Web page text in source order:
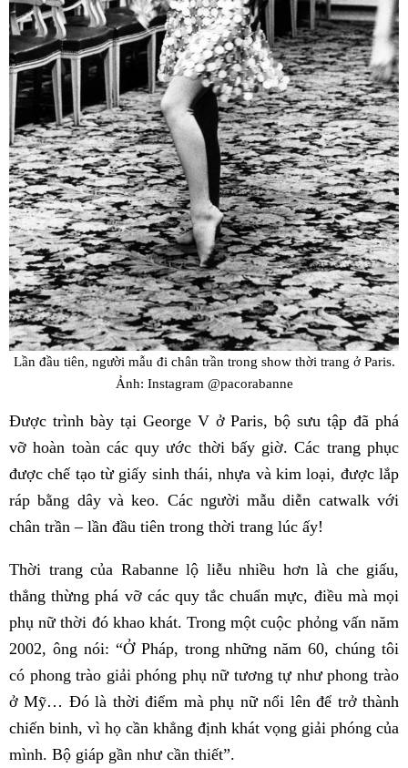
Lần đầu tiên, người mẫu đi chân trần trong show thời trang ở Paris.
Ảnh: Instagram @pacorabanne
Được trình bày tại George V ở Paris, bộ sưu tập đã phá
vỡ hoàn toàn các quy ước thời bấy giờ. Các trang phục
được chế tạo từ giấy sinh thái, nhựa và kim loại, được lắp
ráp bằng dây và keo. Các người mẫu diễn catwalk với
chân trần – lần đầu tiên trong thời trang lúc ấy!
Thời trang của Rabanne lộ liễu nhiều hơn là che giấu,
thẳng thừng phá vỡ các quy tắc chuẩn mực, điều mà mọi
phụ nữ thời đó khao khát. Trong một cuộc phỏng vấn năm
2002, ông nói: “Ở Pháp, trong những năm 60, chúng tôi
có phong trào giải phóng phụ nữ tương tự như phong trào
ở Mỹ… Đó là thời điểm mà phụ nữ nổi lên để trở thành
chiến binh, vì họ cần khẳng định khát vọng giải phóng của
mình. Bộ giáp gần như cần thiết”.